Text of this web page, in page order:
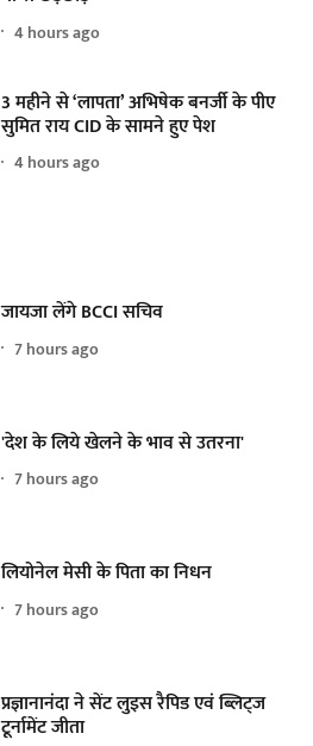
4 hours ago
3 महीने से ‘लापता’ अभिषेक बनर्जी के पीए
सुमित राय CID के सामने हुए पेश
4 hours ago
जायजा लेंगे BCCI सचिव
7 hours ago
'देश के लिये खेलने के भाव से उतरना'
7 hours ago
लियोनेल मेसी के पिता का निधन
7 hours ago
प्रज्ञानानंदा ने सेंट लुइस रैपिड एवं ब्लिट्ज
टूर्नामेंट जीता